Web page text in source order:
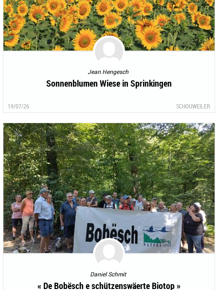
Jean Hengesch
Sonnenblumen Wiese in Sprinkingen
19/07/26 SCHOUWEILER
Daniel Schmit
« De Bobësch e schützenswäerte Biotop »